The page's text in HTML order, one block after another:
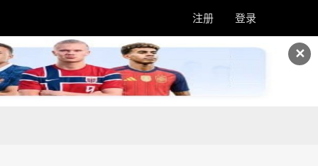
✕
注册 登录